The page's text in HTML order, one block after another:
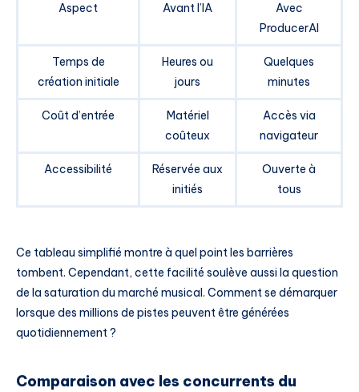
Aspect Avant l’IA
Avec
ProducerAI
Temps de
création initiale
Heures ou
jours
Quelques
minutes
Coût d’entrée
Matériel
coûteux
Accès via
navigateur
Accessibilité
Réservée aux
initiés
Ouverte à
tous
Ce tableau simplifié montre à quel point les barrières
tombent. Cependant, cette facilité soulève aussi la question
de la saturation du marché musical. Comment se démarquer
lorsque des millions de pistes peuvent être générées
quotidiennement ?
Comparaison avec les concurrents du